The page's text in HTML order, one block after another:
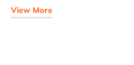
View More